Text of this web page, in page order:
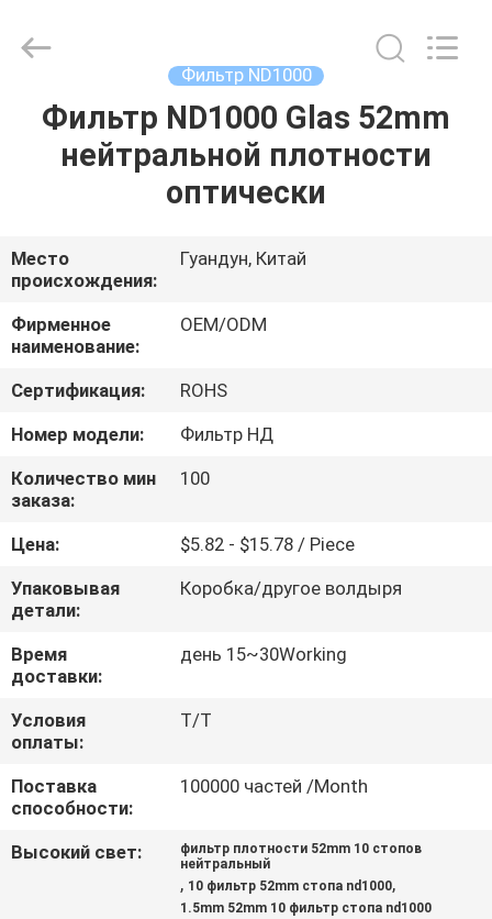
ДОМ
ПРОДУКТЫ
О
НАС
ПУТЕШЕСТВИЕ
ФАБРИКИ
ПРОВЕРКА
КАЧЕСТВА
СВЯЖИТЕСЬ
МЫ
СПРОСИТЕ
ЦИТАТУ
КАРТА
Technology
Ltd..
Фильтр ND1000
Фильтр ND1000 Glas 52mm
нейтральной плотности
оптически
Место
происхождения:
Гуандун, Китай
Фирменное
наименование:
OEM/ODM
Сертификация:
ROHS
Номер модели:
Фильтр НД
Количество мин
заказа:
100
Цена:
$5.82 - $15.78 / Piece
Упаковывая
детали:
Коробка/другое волдыря
Время
доставки:
день 15~30Working
Условия
оплаты:
Т/Т
Поставка
способности:
100000 частей /Month
Высокий свет:
фильтр плотности 52mm 10 стопов
нейтральный
, 10 фильтр 52mm стопа nd1000,
1.5mm 52mm 10 фильтр стопа nd1000